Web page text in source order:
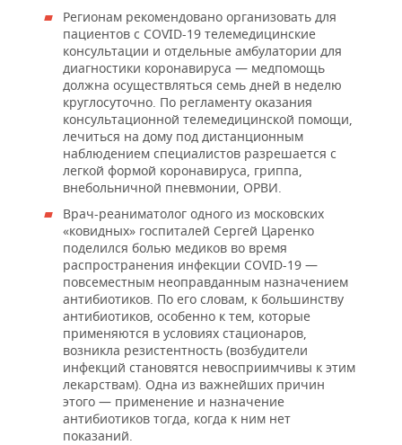
Регионам рекомендовано организовать для
пациентов с COVID-19 телемедицинские
консультации и отдельные амбулатории для
диагностики коронавируса — медпомощь
должна осуществляться семь дней в неделю
круглосуточно. По регламенту оказания
консультационной телемедицинской помощи,
лечиться на дому под дистанционным
наблюдением специалистов разрешается с
легкой формой коронавируса, гриппа,
внебольничной пневмонии, ОРВИ.
Врач-реаниматолог одного из московских
«ковидных» госпиталей Сергей Царенко
поделился болью медиков во время
распространения инфекции COVID-19 —
повсеместным неоправданным назначением
антибиотиков. По его словам, к большинству
антибиотиков, особенно к тем, которые
применяются в условиях стационаров,
возникла резистентность (возбудители
инфекций становятся невосприимчивы к этим
лекарствам). Одна из важнейших причин
этого — применение и назначение
антибиотиков тогда, когда к ним нет
показаний.